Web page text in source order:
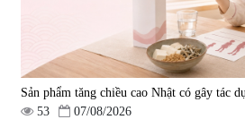
Sản phẩm tăng chiều cao Nhật có gây tác
53
07/08/2026